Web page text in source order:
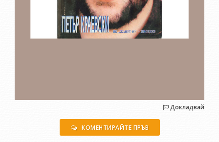
Докладвай
КОМЕНТИРАЙТЕ ПРЪВ